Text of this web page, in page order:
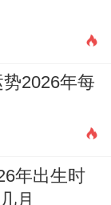
2026年每
年出生时
月